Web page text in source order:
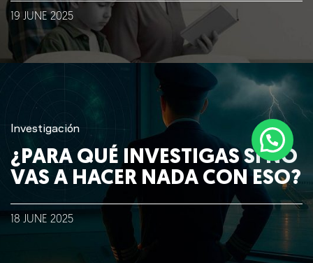
©2018 IMA GO!
19 JUNE 2025
Investigación
¿PARA QUÉ INVESTIGAS SI NO
VAS A HACER NADA CON ESO?
18 JUNE 2025